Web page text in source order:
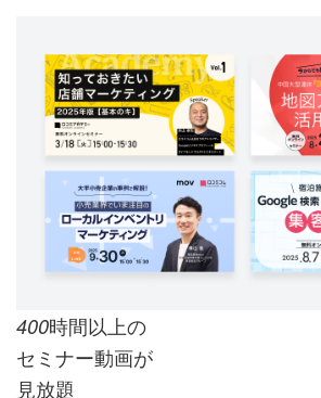
400時間以上の
セミナー動画が
見放題